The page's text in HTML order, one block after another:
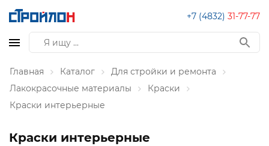
+7 (4832) 31-77-77
Главная Каталог
Для стройки и ремонта
Лакокрасочные материалы
Краски
Краски интерьерные
Краски интерьерные